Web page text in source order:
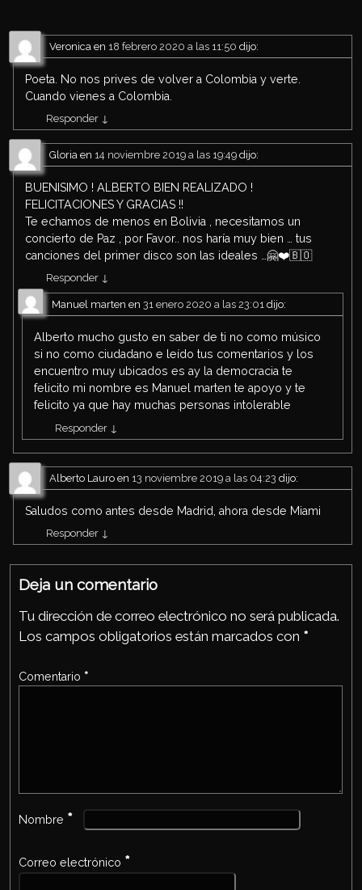
Veronica en 18 febrero 2020 a las 11:50 dijo:
Poeta. No nos prives de volver a Colombia y verte.
Cuando vienes a Colombia.
Responder ↓
Gloria en 14 noviembre 2019 a las 19:49 dijo:
BUENISIMO ! ALBERTO BIEN REALIZADO !
FELICITACIONES Y GRACIAS !!
Te echamos de menos en Bolivia , necesitamos un
concierto de Paz , por Favor.. nos haría muy bien … tus
canciones del primer disco son las ideales …🤗❤️🇧🇴
Responder ↓
Manuel marten en 31 enero 2020 a las 23:01 dijo:
Alberto mucho gusto en saber de ti no como músico
si no como ciudadano e leído tus comentarios y los
encuentro muy ubicados es ay la democracia te
felicito mi nombre es Manuel marten te apoyo y te
felicito ya que hay muchas personas intolerable
Responder ↓
Alberto Lauro en 13 noviembre 2019 a las 04:23 dijo:
Saludos como antes desde Madrid, ahora desde Miami
Responder ↓
Deja un comentario
Tu dirección de correo electrónico no será publicada.
Los campos obligatorios están marcados con *
Comentario *
Nombre *
Correo electrónico *